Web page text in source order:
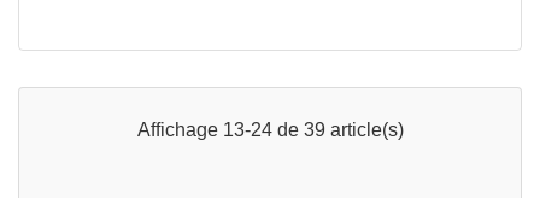
Affichage 13-24 de 39 article(s)